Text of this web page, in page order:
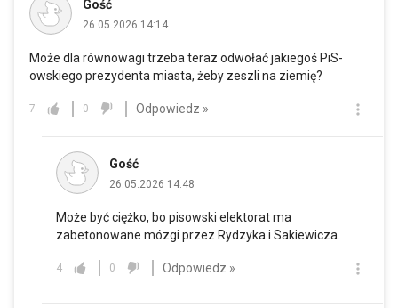
Gość
26.05.2026 14:14
Może dla równowagi trzeba teraz odwołać jakiegoś PiS-
owskiego prezydenta miasta, żeby zeszli na ziemię?
7 0 Odpowiedz »
Gość
26.05.2026 14:48
Może być ciężko, bo pisowski elektorat ma
zabetonowane mózgi przez Rydzyka i Sakiewicza.
4 0 Odpowiedz »